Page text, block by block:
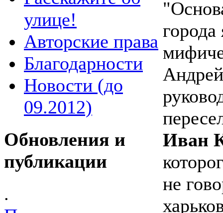
улице!
Авторские права
Благодарности
Новости (до
09.2012)
Обновления и
публикации
.
города
Иван
не